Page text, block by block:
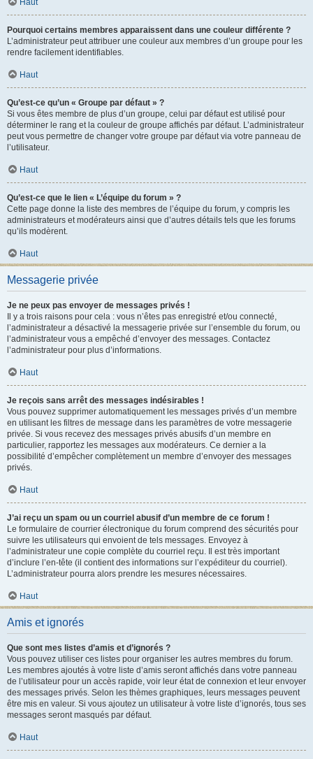
Pourquoi certains membres apparaissent dans une couleur différente ?
L’administrateur peut attribuer une couleur aux membres d’un groupe pour les
rendre facilement identifiables.
Haut
Qu’est-ce qu’un « Groupe par défaut » ?
Si vous êtes membre de plus d’un groupe, celui par défaut est utilisé pour
déterminer le rang et la couleur de groupe affichés par défaut. L’administrateur
peut vous permettre de changer votre groupe par défaut via votre panneau de
l’utilisateur.
Haut
Qu’est-ce que le lien « L’équipe du forum » ?
Cette page donne la liste des membres de l’équipe du forum, y compris les
administrateurs et modérateurs ainsi que d’autres détails tels que les forums
qu’ils modèrent.
Haut
Messagerie privée
Je ne peux pas envoyer de messages privés !
Il y a trois raisons pour cela : vous n’êtes pas enregistré et/ou connecté,
l’administrateur a désactivé la messagerie privée sur l’ensemble du forum, ou
l’administrateur vous a empêché d’envoyer des messages. Contactez
l’administrateur pour plus d’informations.
Haut
Je reçois sans arrêt des messages indésirables !
Vous pouvez supprimer automatiquement les messages privés d’un membre
en utilisant les filtres de message dans les paramètres de votre messagerie
privée. Si vous recevez des messages privés abusifs d’un membre en
particulier, rapportez les messages aux modérateurs. Ce dernier a la
possibilité d’empêcher complètement un membre d’envoyer des messages
privés.
Haut
J’ai reçu un spam ou un courriel abusif d’un membre de ce forum !
Le formulaire de courrier électronique du forum comprend des sécurités pour
suivre les utilisateurs qui envoient de tels messages. Envoyez à
l’administrateur une copie complète du courriel reçu. Il est très important
d’inclure l’en-tête (il contient des informations sur l’expéditeur du courriel).
L’administrateur pourra alors prendre les mesures nécessaires.
Haut
Amis et ignorés
Que sont mes listes d’amis et d’ignorés ?
Vous pouvez utiliser ces listes pour organiser les autres membres du forum.
Les membres ajoutés à votre liste d’amis seront affichés dans votre panneau
de l’utilisateur pour un accès rapide, voir leur état de connexion et leur envoyer
des messages privés. Selon les thèmes graphiques, leurs messages peuvent
être mis en valeur. Si vous ajoutez un utilisateur à votre liste d’ignorés, tous ses
messages seront masqués par défaut.
Haut